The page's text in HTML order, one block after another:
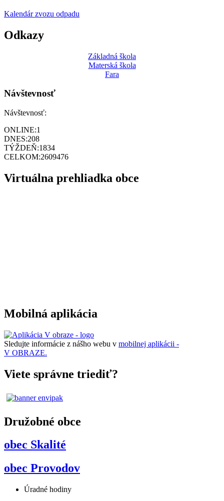
Kalendár zvozu odpadu
Odkazy
Základná škola
Materská škola
Fara
Návštevnosť
Návštevnosť:
ONLINE:1
DNES:208
TÝŽDEŇ:1834
CELKOM:2609476
Virtuálna prehliadka obce
Mobilná aplikácia
Sledujte informácie z nášho webu v mobilnej aplikácii -
V OBRAZE.
Viete správne triediť?
Družobné obce
obec Skalité
obec Provodov
Úradné hodiny